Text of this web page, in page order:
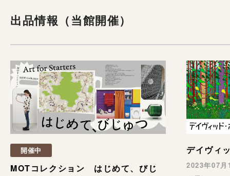
出品情報（当館開催）
開催中
MOTコレクション はじめて、びじ
デイヴィ
2023年07